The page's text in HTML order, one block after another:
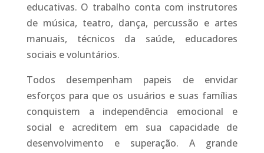
educativas. O trabalho conta com instrutores
de música, teatro, dança, percussão e artes
manuais, técnicos da saúde, educadores
sociais e voluntários.
Todos desempenham papeis de envidar
esforços para que os usuários e suas famílias
conquistem a independência emocional e
social e acreditem em sua capacidade de
desenvolvimento e superação. A grande